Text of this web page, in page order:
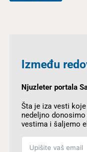
Između
Njuzleter portala
Šta je iza vesti
nedeljno
vestima i šaljemo